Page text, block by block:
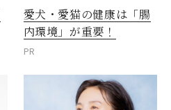
愛犬・愛猫の健康は「腸
内環境」が重要！
PR